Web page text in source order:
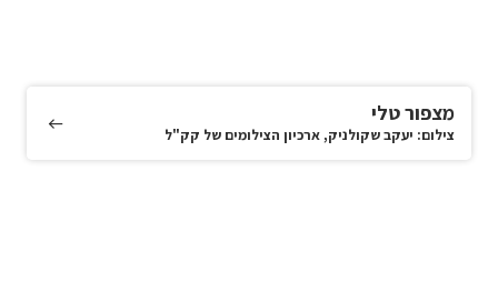
מצפור טלי
צילום: יעקב שקולניק, ארכיון הצילומים של קק"ל